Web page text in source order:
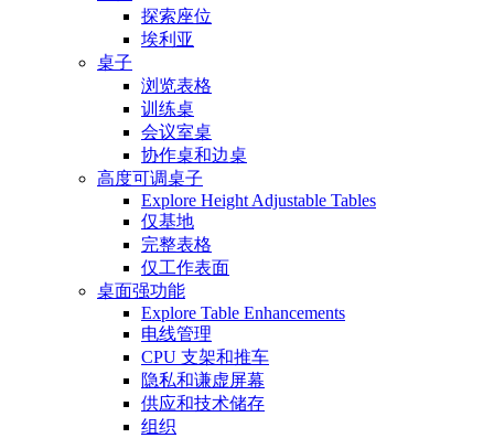
探索座位
埃利亚
桌子
浏览表格
训练桌
会议室桌
协作桌和边桌
高度可调桌子
Explore Height Adjustable Tables
仅基地
完整表格
仅工作表面
桌面强功能
Explore Table Enhancements
电线管理
CPU 支架和推车
隐私和谦虚屏幕
供应和技术储存
组织